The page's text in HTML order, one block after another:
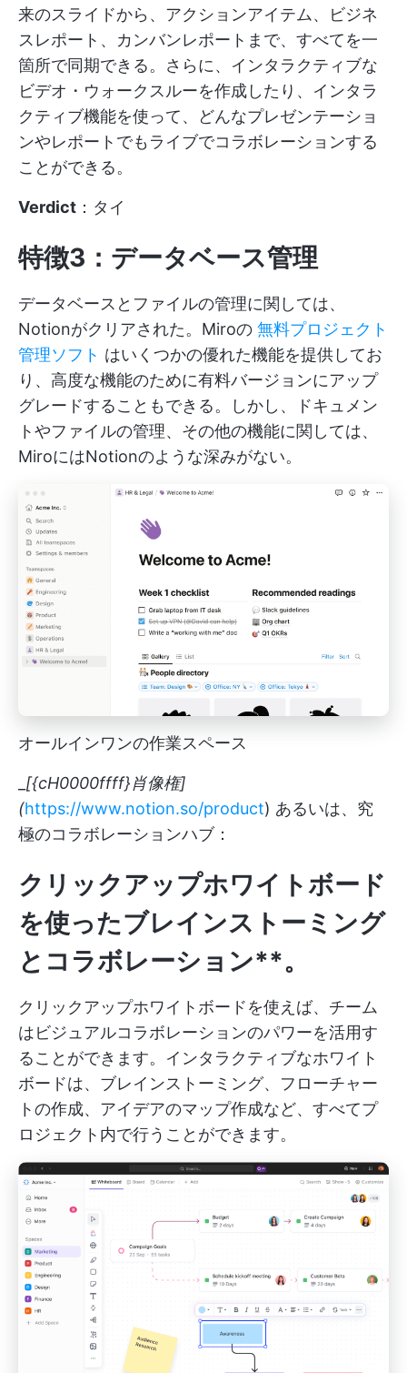
来のスライドから、アクションアイテム、ビジネ
スレポート、カンバンレポートまで、すべてを一
箇所で同期できる。さらに、インタラクティブな
ビデオ・ウォークスルーを作成したり、インタラ
クティブ機能を使って、どんなプレゼンテーショ
ンやレポートでもライブでコラボレーションする
ことができる。
Verdict ：タイ
特徴3：データベース管理
データベースとファイルの管理に関しては、
Notionがクリアされた。Miroの 無料プロジェクト
管理ソフト はいくつかの優れた機能を提供してお
り、高度な機能のために有料バージョンにアップ
グレードすることもできる。しかし、ドキュメン
トやファイルの管理、その他の機能に関しては、
MiroにはNotionのような深みがない。
オールインワンの作業スペース
[{cH0000ffff}肖像権]
(https://www.notion.so/product) あるいは、究
極のコラボレーションハブ：
クリックアップホワイトボード
を使ったブレインストーミング
とコラボレーション**。
クリックアップホワイトボードを使えば、チーム
はビジュアルコラボレーションのパワーを活用す
ることができます。インタラクティブなホワイト
ボードは、ブレインストーミング、フローチャー
トの作成、アイデアのマップ作成など、すべてプ
ロジェクト内で行うことができます。